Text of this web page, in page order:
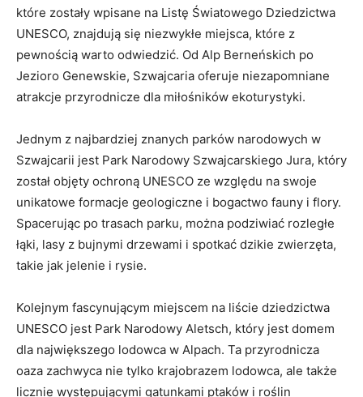
które zostały wpisane na Listę Światowego Dziedzictwa
UNESCO, znajdują się niezwykłe miejsca, które z
pewnością warto odwiedzić. Od Alp Berneńskich po
Jezioro Genewskie, Szwajcaria oferuje niezapomniane
atrakcje przyrodnicze dla miłośników ekoturystyki.
Jednym z najbardziej znanych parków narodowych w
Szwajcarii jest Park Narodowy Szwajcarskiego Jura, który
został objęty ochroną UNESCO ze względu na swoje
unikatowe formacje geologiczne i bogactwo fauny i flory.
Spacerując po trasach parku, można podziwiać rozległe
łąki, lasy z bujnymi drzewami i spotkać dzikie zwierzęta,
takie jak jelenie i rysie.
Kolejnym fascynującym miejscem na liście dziedzictwa
UNESCO jest Park Narodowy Aletsch, który jest domem
dla największego lodowca w Alpach. Ta przyrodnicza
oaza zachwyca nie tylko krajobrazem lodowca, ale także
licznie występującymi gatunkami ptaków i roślin